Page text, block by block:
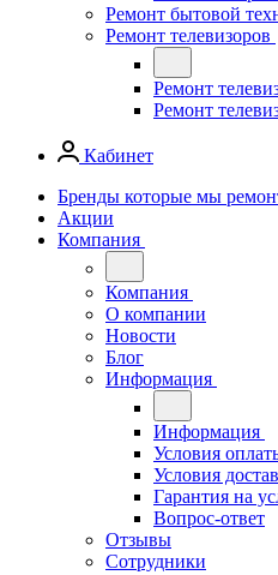
Ремонт бытовой
Ремонт телевизоров
Ремонт
Ремонт
Кабинет
Бренды которые мы
Акции
Компания
Компания
О компании
Новости
Блог
Информация
Информация
Условия
Условия
Гарантия на
Вопрос-ответ
Отзывы
Сотрудники